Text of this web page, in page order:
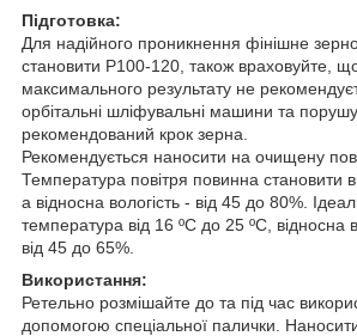
Підготовка:
Для надійного проникнення фінішне
становити Р100-120, також враховуйте,
максимального результату не
орбітальні шліфувальні машини та
рекомендований крок зерна.
Рекомендується наносити на очищену
Температура повітря повинна становити
а відносна вологість - від 45 до 80%.
температура від 16 ºC до 25 ºC, відносна
від 45 до 65%.
Використання:
Ретельно розмішайте до та під час
допомогою спеціальної палички.